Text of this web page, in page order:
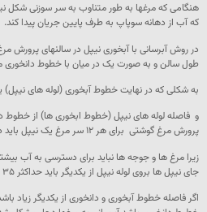
هنگامی که مرغها به طور متناوب به سر سوزنی شکل
که آب از دهانه سوپاپ به طرف پایین جریان پیدا کند.
در روش آبرسانی با آبخوری نیپل در سالنهای پرورش
طول سالن و به صورت یک در میان با خطوط
به شکلی که در نهایت خطوط آبخوری (لوله های
پرورش مرغ گوشتی برای هر ۱۲ سر مرغ یک نیپل باید در نظر گرفت
جای نیپل ها بروی لوله نیپل از یکدیگر باید حداکثر ۳۵ سانتی متر باشد.
اگر فاصله خطوط آبخوری و دانخوری از یکدیگر زیاد